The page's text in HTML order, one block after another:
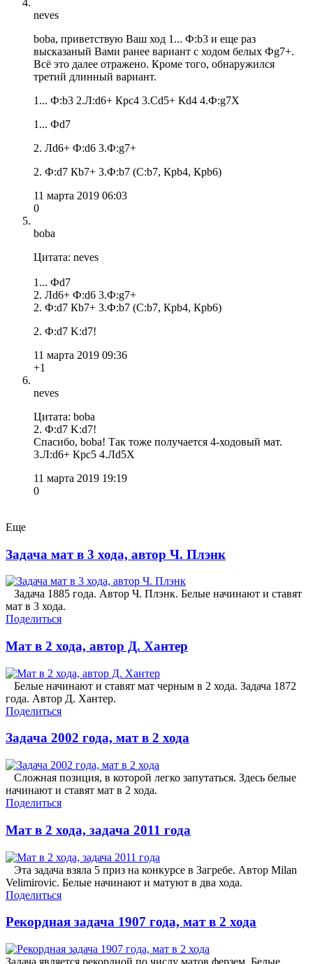
neves
boba, приветствую Ваш ход 1... Ф:b3 и еще раз
высказаный Вами ранее вариант с ходом белых Фg7+.
Всё это далее отражено. Кроме того, обнаружился
третий длинный вариант.
1... Ф:b3 2.Л:d6+ Крc4 3.Сd5+ Кd4 4.Ф:g7X
1... Фd7
2. Лd6+ Ф:d6 3.Ф:g7+
2. Ф:d7 Кb7+ 3.Ф:b7 (С:b7, Крb4, Крb6)
11 марта 2019 06:03
0
boba
Цитата: neves
1... Фd7
2. Лd6+ Ф:d6 3.Ф:g7+
2. Ф:d7 Кb7+ 3.Ф:b7 (С:b7, Крb4, Крb6)
2. Ф:d7 K:d7!
11 марта 2019 09:36
+1
neves
Цитата: boba
2. Ф:d7 K:d7!
Спасибо, boba! Так тоже получается 4-ходовый мат.
3.Л:d6+ Крc5 4.Лd5X
11 марта 2019 19:19
0
Еще
Задача мат в 3 хода, автор Ч. Плэнк
Задача 1885 года. Автор Ч. Плэнк. Белые начинают и ставят
мат в 3 хода.
Поделиться
Мат в 2 хода, автор Д. Хантер
Белые начинают и ставят мат черным в 2 хода. Задача 1872
года. Автор Д. Хантер.
Поделиться
Задача 2002 года, мат в 2 хода
Сложная позиция, в которой легко запутаться. Здесь белые
начинают и ставят мат в 2 хода.
Поделиться
Мат в 2 хода, задача 2011 года
Эта задача взяла 5 приз на конкурсе в Загребе. Автор Milan
Velimirovic. Белые начинают и матуют в два хода.
Поделиться
Рекордная задача 1907 года, мат в 2 хода
Задача является рекордной по числу матов ферзем. Белые